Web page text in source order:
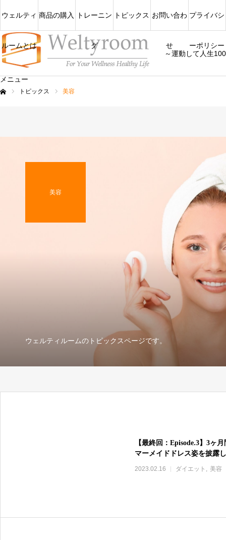
～運動して人生
メニュー
ウェルティ
ルームとは
商品の購入 トレーニン
グ
トピックス お問い合わ
せ
プライバシ
ーポリシー
トピックス 美容
美容
ウェルティルームのトピックスページです。
【最終回：Episode.3】3ヶ
マーメイドドレス姿を披露
2023.02.16 ダイエット 美容